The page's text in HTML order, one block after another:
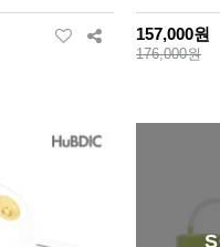
157,000원
176,000원